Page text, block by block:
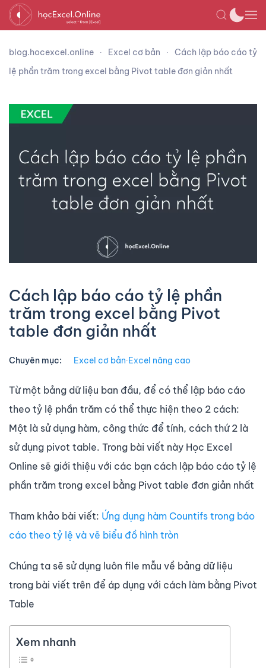
blog.hocexcel.online Excel cơ bản
Cách lập báo cáo tỷ
lệ phần trăm trong excel bằng Pivot table đơn giản nhất
Cách lập báo cáo tỷ lệ phần
trăm trong excel bằng Pivot
table đơn giản nhất
Chuyên mục: Excel cơ bản∙Excel nâng cao
Từ một bảng dữ liệu ban đầu, để có thể lập báo cáo
theo tỷ lệ phần trăm có thể thực hiện theo 2 cách:
Một là sử dụng hàm, công thức để tính, cách thứ 2 là
sử dụng pivot table. Trong bài viết này Học Excel
Online sẽ giới thiệu với các bạn cách lập báo cáo tỷ lệ
phần trăm trong excel bằng Pivot table đơn giản nhất
Tham khảo bài viết: Ứng dụng hàm Countifs trong báo
cáo theo tỷ lệ và vẽ biểu đồ hình tròn
Chúng ta sẽ sử dụng luôn file mẫu về bảng dữ liệu
trong bài viết trên để áp dụng với cách làm bằng Pivot
Table
Xem nhanh